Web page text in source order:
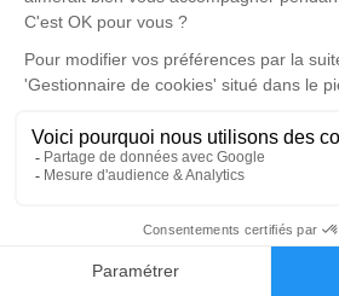
Faire-part
Cérémonie civile
Cimetière de Saint-
Boulevard du Stade